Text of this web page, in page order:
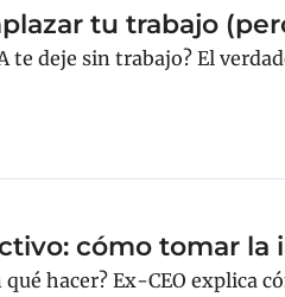
tu trabajo
te deje sin trabajo? El
cómo tomar la
qué hacer? Ex-CEO